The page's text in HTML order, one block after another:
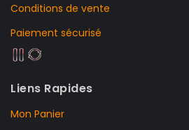
Conditions de vente
Paiement sécurisé
Liens Rapides
Mon Panier